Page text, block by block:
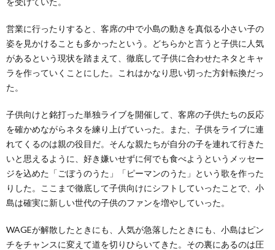
営業に行ったりすると、客席の中で小島の動きを真似る小さい子の
姿を見かけることも多かったという。どちらかと言うと子供に人気
があるという現状を踏まえて、徹底して子供に合わせたネタとキャ
ラを作っていくことにした。これはかなり思い切った方針転換だっ
た。
子供向けと銘打った単独ライブを開催して、客席の子供たちの反応
を確かめながらネタを練り上げていった。また、子供をライブに連
れてくるのは親の役目だ。そんな親たちが自分の子を連れて行きた
いと思えるように、好き嫌いせずに何でも食べようというメッセー
ジを込めた「ごぼうのうた」「ピーマンのうた」という歌を作った
りした。ここまで徹底して子供向けにシフトしていったことで、小
島は確実に新しい世代の子供のファンを増やしていった。
WAGEが解散したときにも、人気が急落したときにも、小島はピン
チをチャンスに変えて道を切りひらいてきた。その裏にあるのは圧